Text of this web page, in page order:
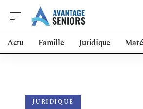
Actu Famille Juridique
JURIDIQUE